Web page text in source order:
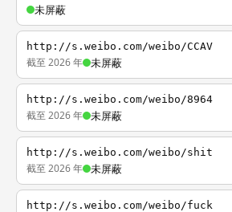
未屏蔽
http://s.weibo.com/weibo/CCAV
截至 2026 年 未屏蔽
http://s.weibo.com/weibo/8964
截至 2026 年 未屏蔽
http://s.weibo.com/weibo/shit
截至 2026 年 未屏蔽
http://s.weibo.com/weibo/fuck